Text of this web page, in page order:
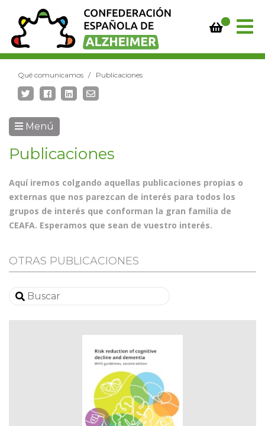
Qué comunicamos Publicaciones
Menú
Publicaciones
Aquí iremos colgando aquellas publicaciones propias o
externas que nos parezcan de interés para todos los
grupos de interés que conforman la gran familia de
CEAFA. Esperamos que sean de vuestro interés.
OTRAS PUBLICACIONES